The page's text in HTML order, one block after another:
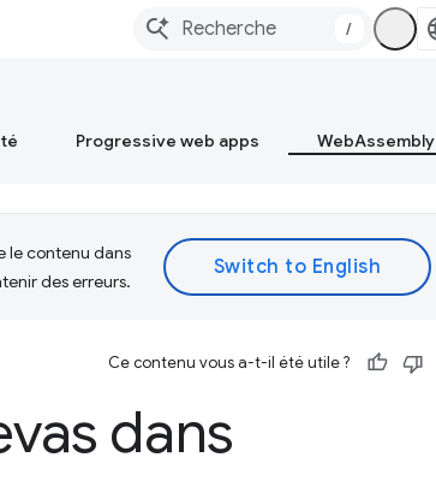
/
Progressive web apps WebAssembly
le contenu dans
des erreurs.
Ce contenu vous a-t-il été utile ?
dans